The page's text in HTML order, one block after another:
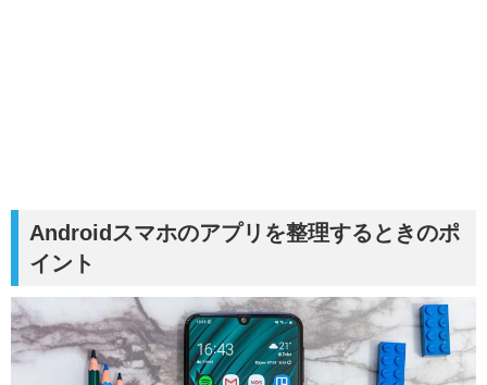
Androidスマホのアプリを整理するときのポ
イント